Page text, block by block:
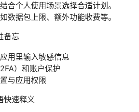
合个人使用场景选择合适计划。
数据包上限、额外功能收费等。
备忘
用里输入敏感信息
）和账户保护
与应用权限
快速释义